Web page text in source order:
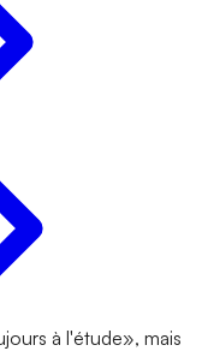
à l'étude», mais